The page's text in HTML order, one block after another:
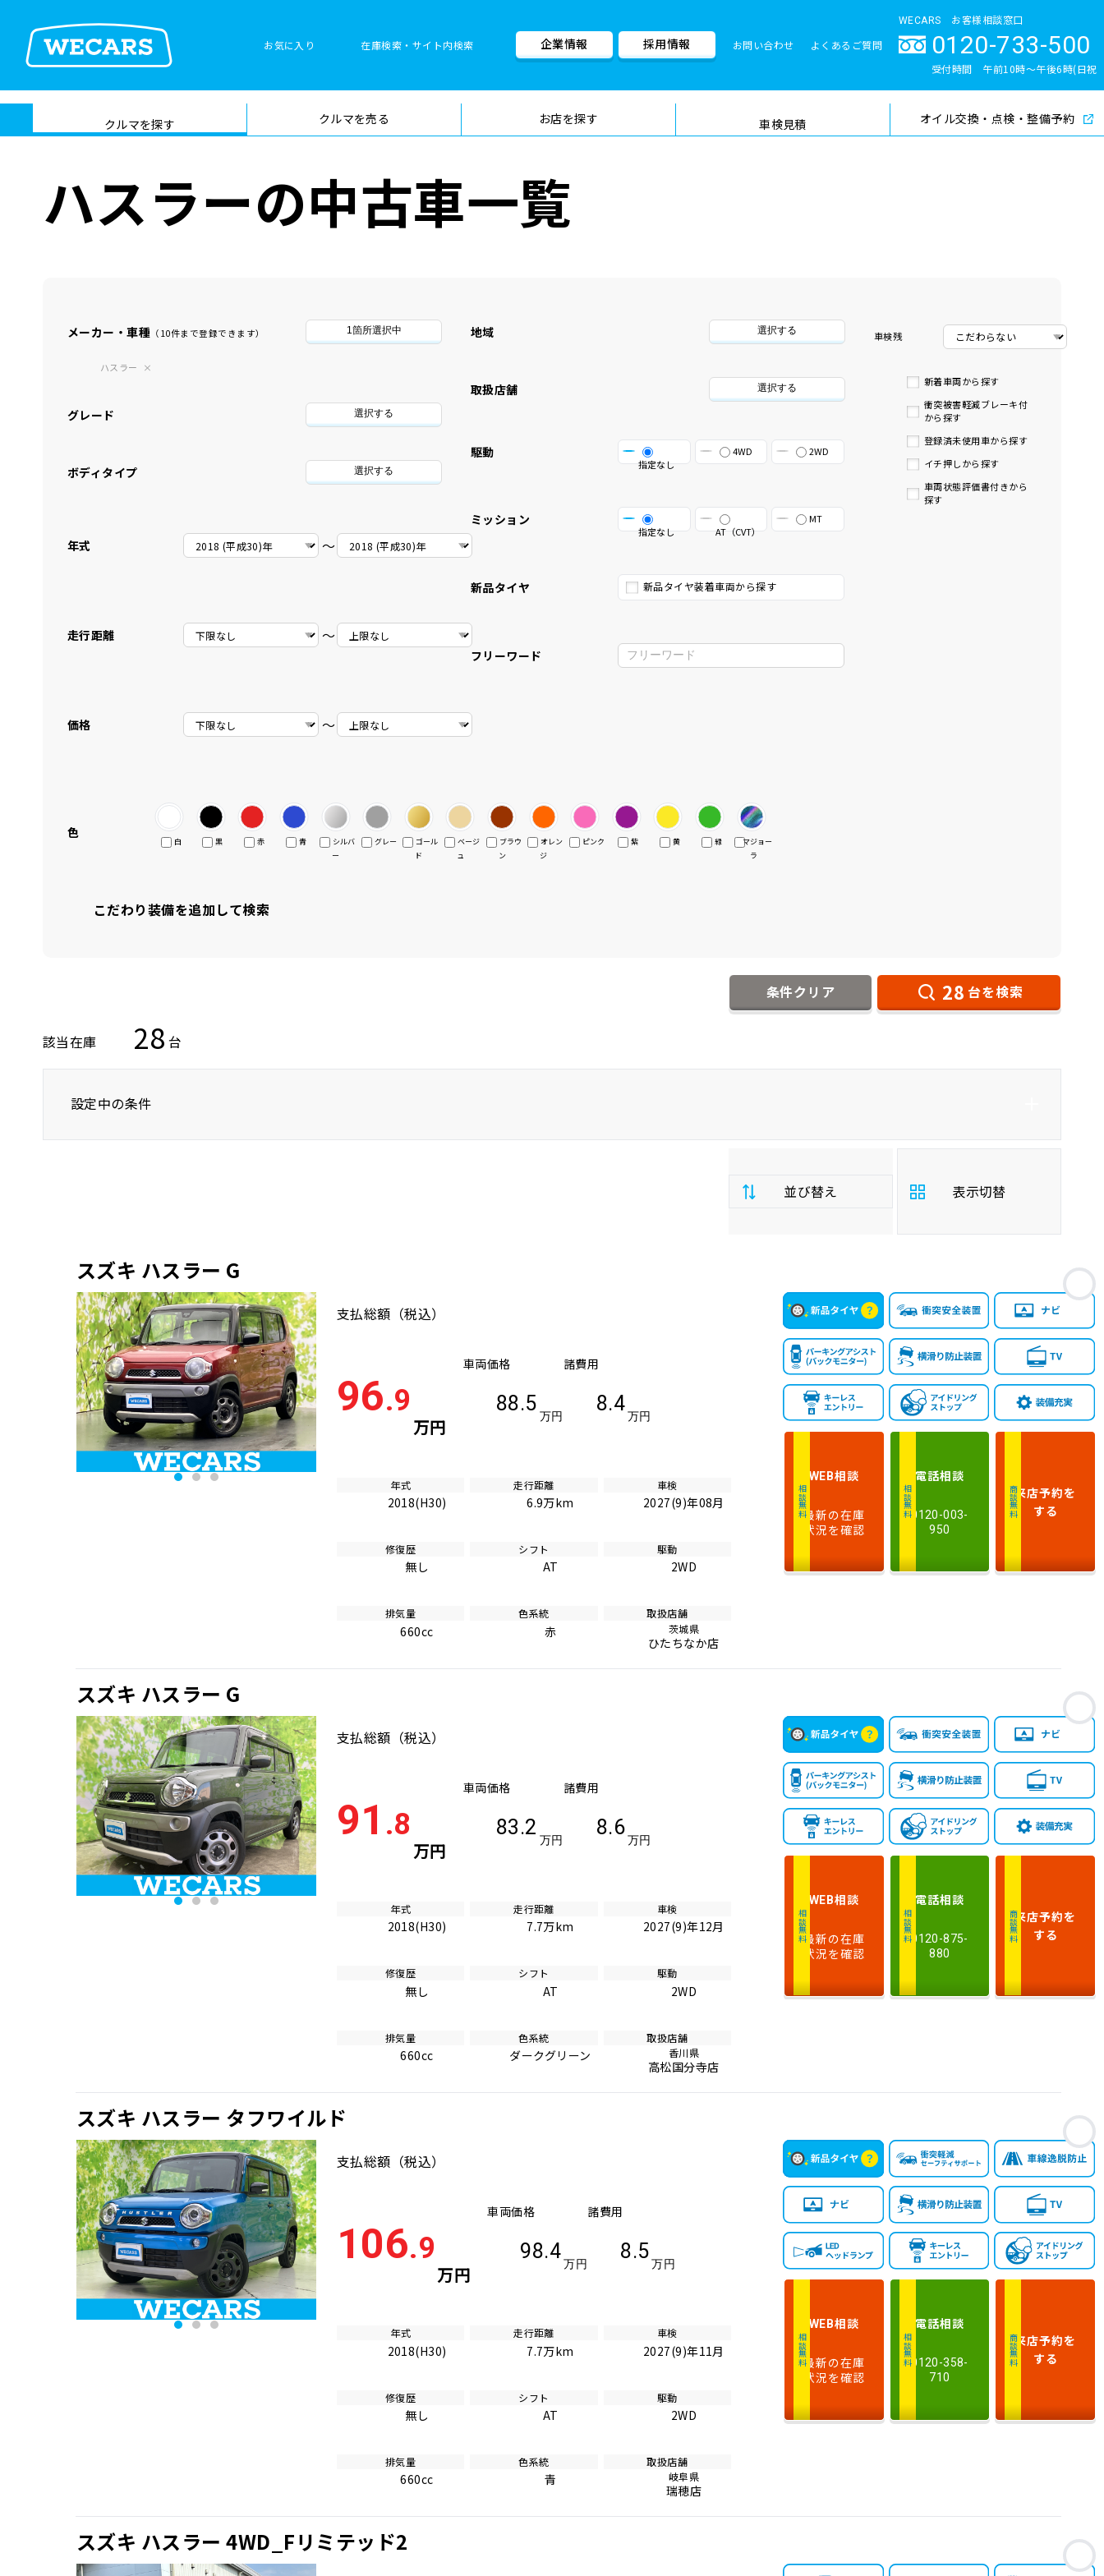
お気に入り 在庫検索・サイト内検索
在庫検索
サイト内検
索
検索
企業情報 採用情報 お問い合わせ よくあるご質問
WECARS お客様相談窓口
0120-733-500
受付時間 午前10時〜午後6時(日祝
クルマを探す クルマを売る お店を探す 車検見積
車検料金・メニュー 品質管理とサポート体制
オイル交換・点検・整備予約
ハスラーの中古車一覧
メーカー・車種 （10件まで登録できます） 1箇所選択中
ハスラー
グレード 選択する
ボディタイプ 選択する
年式 〜
走行距離 〜
価格 〜
地域 選択する
取扱店舗 選択する
駆動
指定なし
4WD 2WD
ミッション
指定なし AT（CVT）
MT
新品タイヤ 新品タイヤ装着車両から探す
フリーワード
車検残
新着車両から探す
衝突被害軽減ブレーキ付
から探す
登録済未使用車から探す
イチ押しから探す
車両状態評価書付きから
探す
色
白 黒 赤 青
シルバ
ー
グレー
ゴール
ド
ベージ
ュ
ブラウ
ン
オレン
ジ
ピンク 紫 黄 緑
マジョー
ラ
こだわり装備を追加して検索
条件クリア 28 台を検索
該当在庫 28 台
設定中の条件
並び替え
払
総
安い順 高い順
年
式
新しい順 古い順
走
行
少ない順 多い順
気
量
大きい順 小さい順
検
多い順 少ない順
表示切替
お
スズキ ハスラー G
支払総額 （税込）
96.9
万円
車両価格
88.5
万円
諸費用
8.4
万円
年式
2018(H30)
走行距離
6.9万km
車検
2027(9)年08月
修復歴
無し
シフト
AT
駆動
2WD
排気量
660cc
色系統
赤
取扱店舗
茨城県
ひたちなか店
相談無料
WEB相談
最新の在庫
状況を確認
相談無料
電話相談
0120-003-
950
商談無料来店予約を
する
お
スズキ ハスラー G
支払総額 （税込）
91 .8
万円
車両価格
83.2
万円
諸費用
8.6
万円
年式
2018(H30)
走行距離
7.7万km
車検
2027(9)年12月
修復歴
無し
シフト
AT
駆動
2WD
排気量
660cc
色系統
ダークグリーン
取扱店舗
香川県
高松国分寺店
相談無料
WEB相談
最新の在庫
状況を確認
相談無料
電話相談
0120-875-
880
商談無料来店予約を
する
お
スズキ ハスラー タフワイルド
支払総額 （税込）
106.9
万円
車両価格
98.4
万円
諸費用
8.5
万円
年式
2018(H30)
走行距離
7.7万km
車検
2027(9)年11月
修復歴
無し
シフト
AT
駆動
2WD
排気量
660cc
色系統
青
取扱店舗
岐阜県
瑞穂店
相談無料
WEB相談
最新の在庫
状況を確認
相談無料
電話相談
0120-358-
710
商談無料来店予約を
する
お
スズキ ハスラー 4WD_Fリミテッド2